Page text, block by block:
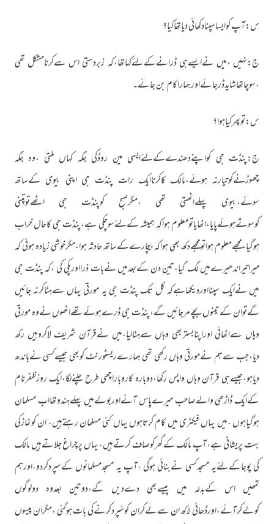
س:آپ کوایساسپنادکھائی دیاتھاکیا؟
ج:نہیں ،میں نےایسےہی ڈرانےکےلئےکہاتھا،کہ زبردستی اس سےکرنامشکل تھی
،سوچاتھاشایدڈرجائےاورہماراکام بن جائے۔
س:توپھرکیاہوا؟
ج:پنڈت جی کواپنےدھندےکےلئےایسی مین روڈکی جگہ کہاں ملتی ،وہ جگہ
چھوڑنےکوتیارنہ ہوئے،مالک کاکرناایک رات پنڈت جی اپنی بیوی کےساتھ
سوئے،بیوی پہلےاٹھتی تھی ،مگرصبح کوپنڈت جی اٹھےتوپتنی
کوسوتےہوئےپایا،اٹھایاتومعلوم ہواکہ ہمیشہ کےلئےسوچکی ہے،پنڈت جی کاحال خراب
ہوگیا،مجھےمعلوم ہواتومجھےدکھ بھی ہواکہ بیچارےکےساتھ حادثہ ہوا،مگرخوشی زیادہ ہوئی کہ
میراتیراندھیرےمیں لگ گیا،تین دن کےبعدمیں نےبات ذرااورپکی کی ،کہ پنڈت جی
میں نےایک سپنااوردیکھاہےکہ کل تک پنڈت جی یہ مورتی یہاں سےہٹاکرنہ جائیں
گےتوان کےتینوں بچےمرجائیں گے،پنڈت جی ڈرےہوئےتھےانھوں نےوہ مورتی
وہاں سےاٹھائی اوراپنابستربھی وہاں سےہٹالیا،میں نےقرآن شریف لاکروہیں رکھ
دیا،جب سےہم نےمورتی وہاں رکھی تھی ہمارےریسٹورنٹ کوبھی جیسےکسی نےباندھ
دیاہو،جیسےہی قرآن وہاں واپس رکھا،دوبارہ کاروباراچھی طرح چلنےلگا،ایک روزظفرنام
کےایک ڈاڑھی والےصاحب میرےپاس آئےاوربولےمیں پہلےہندوتھااب مسلمان
ہوگیاہوں ،میں یہاں فیکٹری میں کام کرتاہوں یہاں کئی مسلمان رہتےہیں، ان کونمازکی
بہت پریشانی ہے،آپ مالک کےگھرکوصاف کرتےہیں، یہاں پرچراغ جلاتےہیں مالک
کی پوجاکےلئےیہ مسجدکسی نےبنائی ہوگی ،آپ یہ مسجدمسلمانوں کےسپردکردو،اورہم
تمھیں اس کےبدلہ میں پیسےبھی دےدیں گے،دوتین بعدوہ دولوگوں
کولےکرآئے،اورڈھائی لاکھ ان سےلےکران کوسُپردکرنےکی بات ہوگئی ،مگران پیسوں